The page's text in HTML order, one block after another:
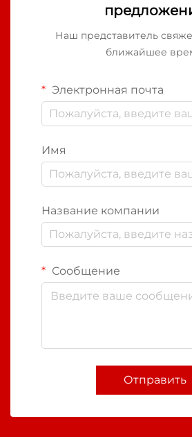
Наш представитель
ближайшее
Электронная почта
Имя
Название компании
Сообщение
Отправить